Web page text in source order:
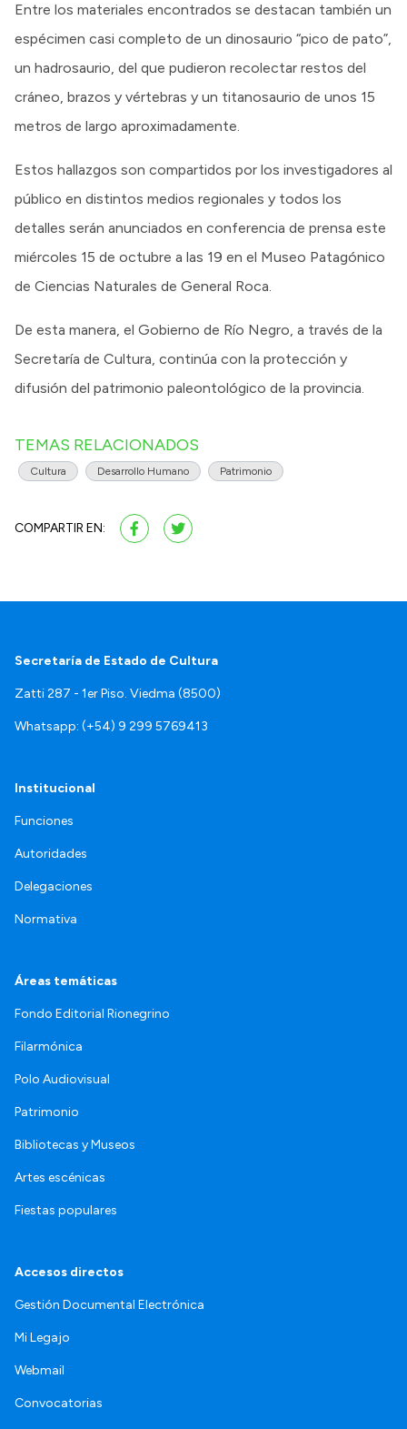
Entre los materiales encontrados se destacan también un
espécimen casi completo de un dinosaurio “pico de pato”,
un hadrosaurio, del que pudieron recolectar restos del
cráneo, brazos y vértebras y un titanosaurio de unos 15
metros de largo aproximadamente.
Estos hallazgos son compartidos por los investigadores al
público en distintos medios regionales y todos los
detalles serán anunciados en conferencia de prensa este
miércoles 15 de octubre a las 19 en el Museo Patagónico
de Ciencias Naturales de General Roca.
De esta manera, el Gobierno de Río Negro, a través de la
Secretaría de Cultura, continúa con la protección y
difusión del patrimonio paleontológico de la provincia.
TEMAS RELACIONADOS
Cultura Desarrollo Humano Patrimonio
COMPARTIR EN:
Secretaría de Estado de Cultura
Zatti 287 - 1er Piso. Viedma (8500)
Whatsapp: (+54) 9 299 5769413
Institucional
Funciones
Autoridades
Delegaciones
Normativa
Áreas temáticas
Fondo Editorial Rionegrino
Filarmónica
Polo Audiovisual
Patrimonio
Bibliotecas y Museos
Artes escénicas
Fiestas populares
Accesos directos
Gestión Documental Electrónica
Mi Legajo
Webmail
Convocatorias